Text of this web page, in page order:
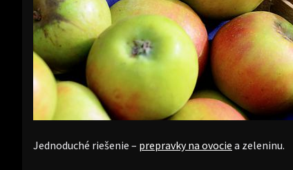
Jednoduché riešenie – prepravky na ovocie a zeleninu.